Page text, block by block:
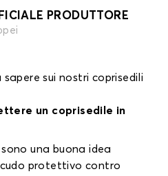
PRODUTTORE
sui nostri coprisedili
un coprisedile in
una buona idea
protettivo contro